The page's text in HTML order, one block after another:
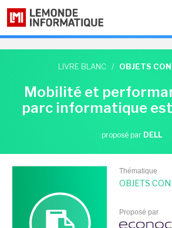
LIVRE BLANC / OBJETS
Mobilité et
parc informatique
proposé par DELL
Thématique
OBJETS
Proposé par